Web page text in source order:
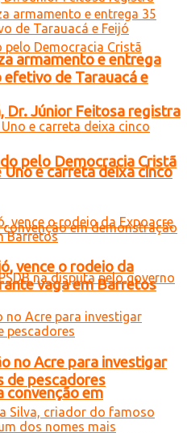
Dr. Júnior Feitosa registra
pelo Democracia Cristã
em
armamento e entrega
de Tarauacá e
e carreta deixa cinco
vence o rodeio da
vaga em Barretos
no Acre para investigar
de pescadores